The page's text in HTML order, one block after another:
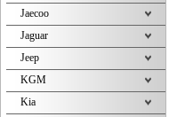
Jaecoo
Jaguar
Jeep
KGM
Kia